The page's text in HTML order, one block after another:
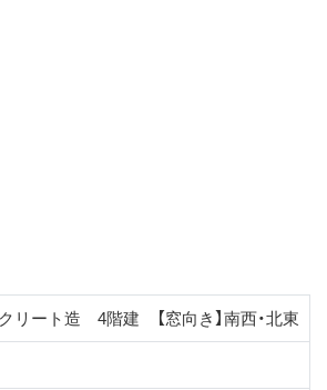
リート造 4階建 【窓向き】南西・北東